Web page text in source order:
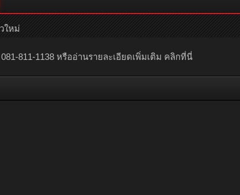
811-1138 หรืออ่านรายละเอียดเพิ่มเติม คลิกที่นี่
ใหม่